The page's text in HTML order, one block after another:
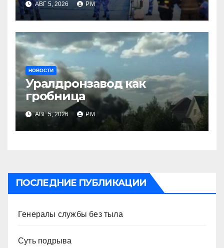
АВГ 5, 2026 РМ
НОВОСТИ
Уралдронзавод как
гробница
АВГ 5, 2026 РМ
ПОСЛЕДНИЕ ПУБЛИКАЦИИ
Генералы службы без тыла
Суть подрыва